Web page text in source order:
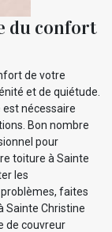
du confort
de votre
et de quiétude.
est nécessaire
Bon nombre
pour
toiture à Sainte
les
faites
Sainte Christine
de couvreur